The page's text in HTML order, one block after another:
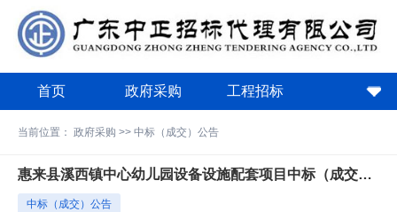
首页 政府采购 工程招标
政策法规 关于中正
费用计算器
当前位置： 政府采购 >> 中标（成交）公告
惠来县溪西镇中心幼儿园设备设施配套项目中标（成交）公告
中标（成交）公告